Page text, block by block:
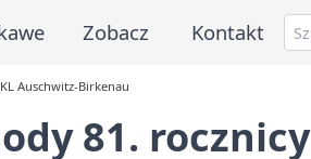
Zobacz Kontakt
Auschwitz-Birkenau
81. rocznicy